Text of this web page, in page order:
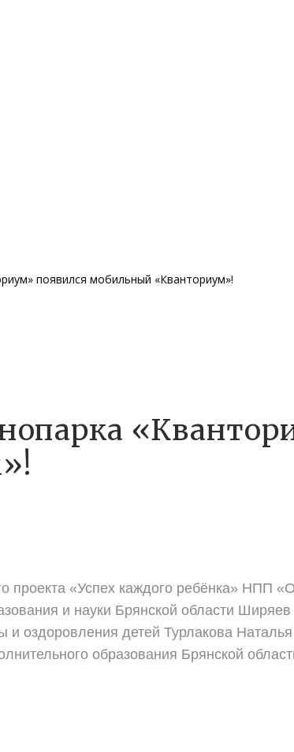
появился мобильный «Кванториум»!
«Успех каждого ребёнка» НПП
и науки Брянской области
и оздоровления детей Турлакова
образования Брянской